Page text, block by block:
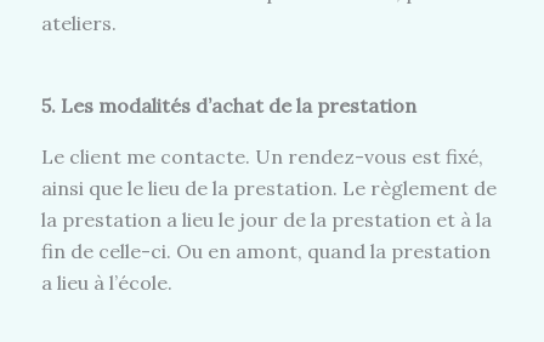
ateliers.
5. Les modalités d’achat de la prestation
Le client me contacte. Un rendez-vous est fixé,
ainsi que le lieu de la prestation. Le règlement de
la prestation a lieu le jour de la prestation et à la
fin de celle-ci. Ou en amont, quand la prestation
a lieu à l’école.